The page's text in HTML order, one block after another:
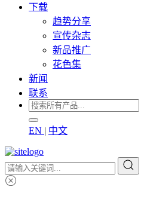
下载
趋势分享
宣传杂志
新品推广
花色集
新闻
联系
EN | 中文